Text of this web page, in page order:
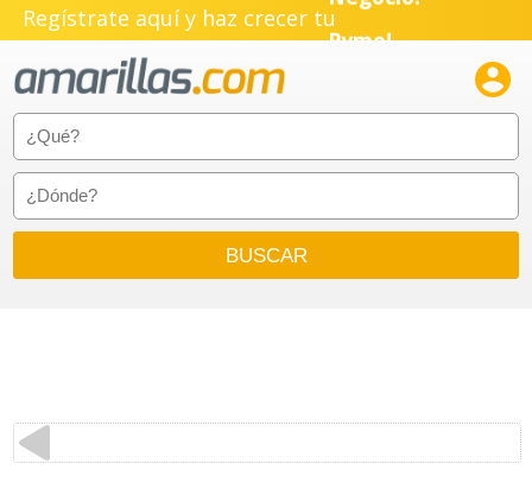
Regístrate aquí y haz crecer tuNegocio!
Emprendimiento!
